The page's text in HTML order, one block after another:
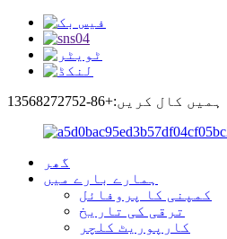
ہمیں کال کریں:+86-13568272752
گھر
ہمارے بارے میں
کمپنی کا پروفائل
ترقی کی تاریخ
کارپوریٹ کلچر